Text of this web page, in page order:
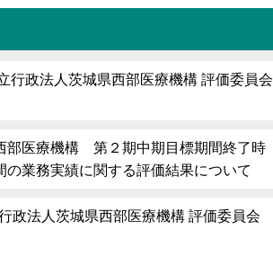
行政法人茨城県西部医療機構 評価委員会
部医療機構 第２期中期目標期間終了時
の業務実績に関する評価結果について
政法人茨城県西部医療機構 評価委員会